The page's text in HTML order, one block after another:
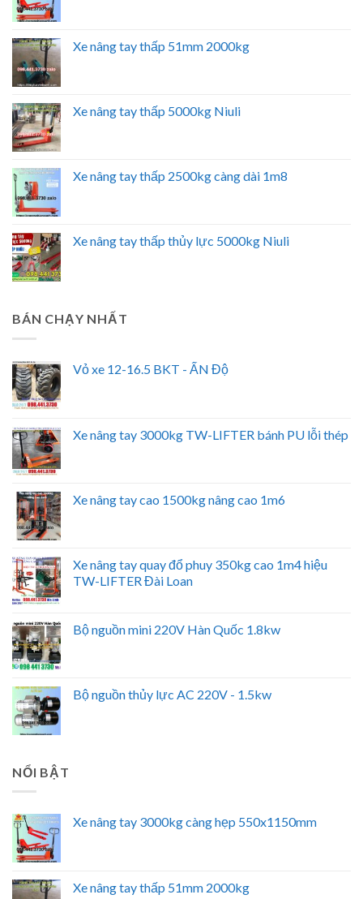
Xe nâng tay thấp 51mm 2000kg
Xe nâng tay thấp 5000kg Niuli
Xe nâng tay thấp 2500kg càng dài 1m8
Xe nâng tay thấp thủy lực 5000kg Niuli
BÁN CHẠY NHẤT
Vỏ xe 12-16.5 BKT - ẤN Độ
Xe nâng tay 3000kg TW-LIFTER bánh PU lỗi thép
Xe nâng tay cao 1500kg nâng cao 1m6
Xe nâng tay quay đổ phuy 350kg cao 1m4 hiệu
TW-LIFTER Đài Loan
Bộ nguồn mini 220V Hàn Quốc 1.8kw
Bộ nguồn thủy lực AC 220V - 1.5kw
NỔI BẬT
Xe nâng tay 3000kg càng hẹp 550x1150mm
Xe nâng tay thấp 51mm 2000kg